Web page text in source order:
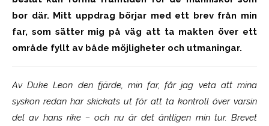
bor där. Mitt uppdrag börjar med ett brev från min
far, som sätter mig på väg att ta makten över ett
område fyllt av både möjligheter och utmaningar.
Av Duke Leon den fjärde, min far, får jag veta att mina
syskon redan har skickats ut för att ta kontroll över varsin
del av hans rike – och nu är det äntligen min tur. Brevet